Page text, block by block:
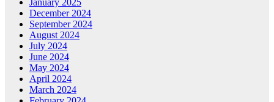
January 2025
December 2024
September 2024
August 2024
July 2024
June 2024
May 2024
April 2024
March 2024